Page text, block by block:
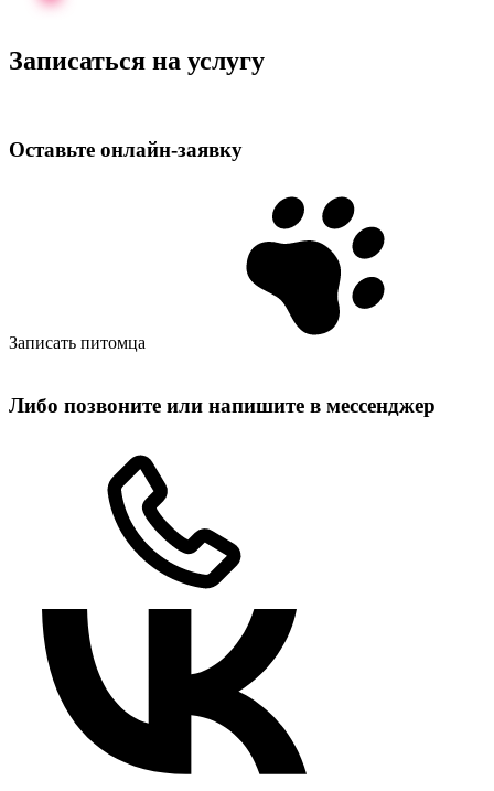
Записаться на услугу
Оставьте онлайн‑заявку
Записать питомца
Либо позвоните или напишите в мессенджер